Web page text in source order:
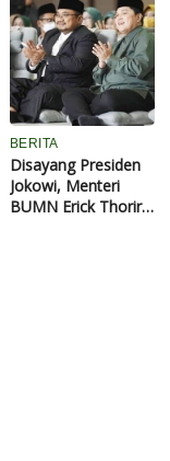
Lawan Ketum PDIP
Megawati
BERITA
Disayang Presiden
Jokowi, Menteri
BUMN Erick Thorir